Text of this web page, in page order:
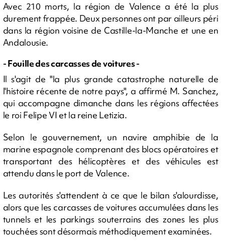
Avec 210 morts, la région de Valence a été la plus
durement frappée. Deux personnes ont par ailleurs péri
dans la région voisine de Castille-la-Manche et une en
Andalousie.
- Fouille des carcasses de voitures -
Il s'agit de "la plus grande catastrophe naturelle de
l'histoire récente de notre pays", a affirmé M. Sanchez,
qui accompagne dimanche dans les régions affectées
le roi Felipe VI et la reine Letizia.
Selon le gouvernement, un navire amphibie de la
marine espagnole comprenant des blocs opératoires et
transportant des hélicoptères et des véhicules est
attendu dans le port de Valence.
Les autorités s'attendent à ce que le bilan s'alourdisse,
alors que les carcasses de voitures accumulées dans les
tunnels et les parkings souterrains des zones les plus
touchées sont désormais méthodiquement examinées.